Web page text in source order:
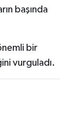
başında
bir
vurguladı.